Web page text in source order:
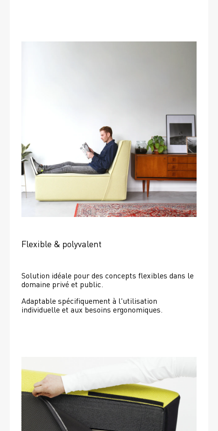
Flexible & polyvalent
Solution idéale pour des concepts flexibles dans le
domaine privé et public.
Adaptable spécifiquement à l'utilisation
individuelle et aux besoins ergonomiques.